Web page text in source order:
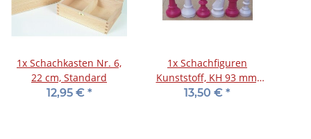
1x Schachkasten Nr. 6,
22 cm, Standard
12,95 € *
1x Schachfiguren
Kunststoff, KH 93 mm,
pink/weiß
13,50 € *